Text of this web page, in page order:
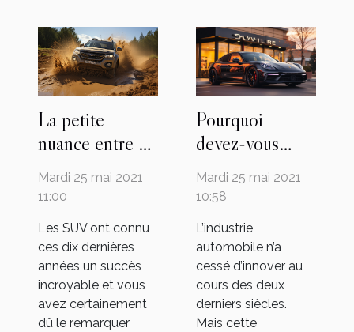
La petite
nuance entre un
SUV et un 4*4
ordinaire
Mardi 25 mai 2021
11:00
Les SUV ont connu
ces dix dernières
années un succès
incroyable et vous
avez certainement
dû le remarquer
Pourquoi
devez-vous
passer aux
véhicules
Mardi 25 mai 2021
10:58
L’industrie
automobile n’a
cessé d’innover au
cours des deux
derniers siècles.
Mais cette